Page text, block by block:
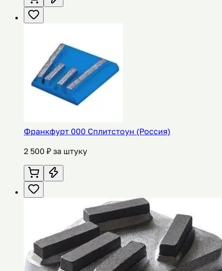
Франкфурт 000 Сплитстоун (Россия)
2 500 ₽ за штуку